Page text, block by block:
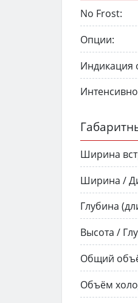
No Frost:
Опции:
Индикация
Ширина
Ширина /
Глубина
Высота /
Общий
Объём